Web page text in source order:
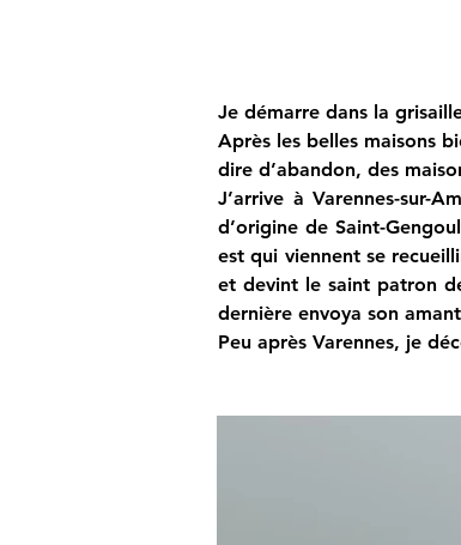
Je démarre dans la
Après les belles maisons
dire d’abandon, des
J’arrive à Varennes-sur-
d’origine de Saint-
est qui viennent se
et devint le saint patron
dernière envoya son
Peu après Varennes, je